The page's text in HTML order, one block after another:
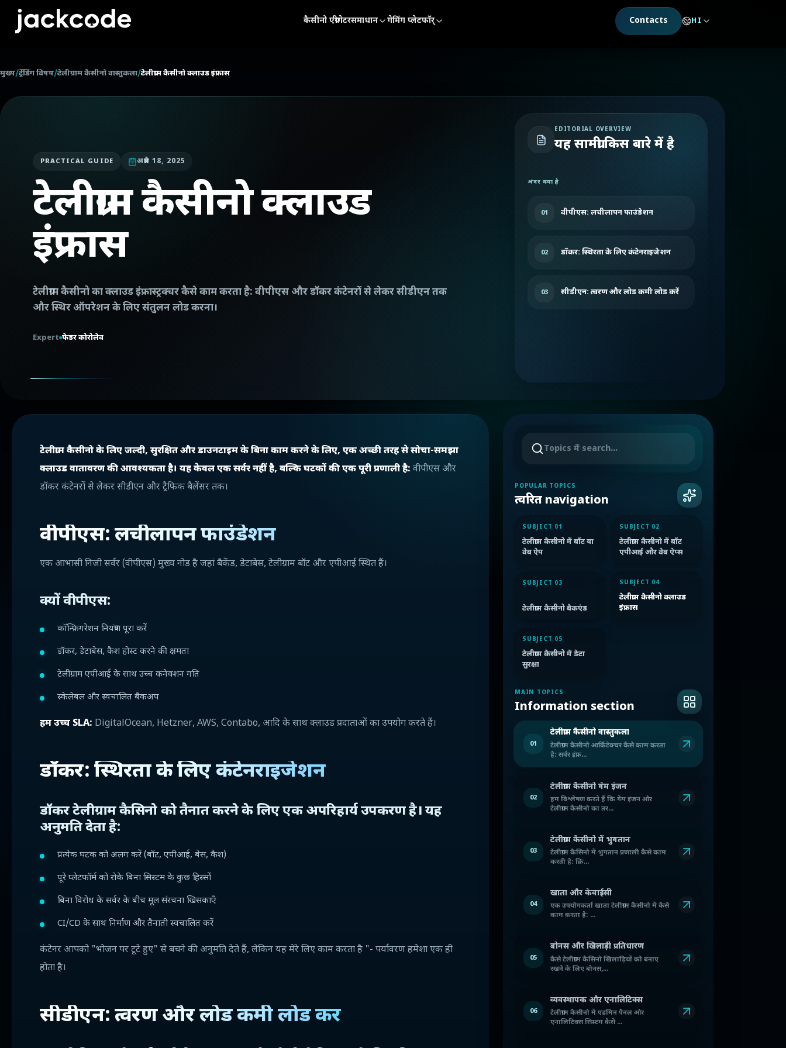
कैसीनो एग्रीगेटरसमाधान गेमिंग प्लेटफॉर् Contacts HI
मुख्य/ट्रेंडिंग विषय/टेलीग्राम कैसीनो वास्तुकला/टेलीग्राम कैसीनो क्लाउड इंफ्रास
PRACTICAL GUIDE अप्रैल 18, 2025
टेलीग्राम कैसीनो क्लाउड
इंफ्रास
टेलीग्राम कैसीनो का क्लाउड इंफ्रास्ट्रक्चर कैसे काम करता है: वीपीएस और डॉकर कंटेनरों से लेकर सीडीएन तक
और स्थिर ऑपरेशन के लिए संतुलन लोड करना।
Expert फेडर कोरोलेव
EDITORIAL OVERVIEW
यह सामग्री किस बारे में है
अंदर क्या है
01 वीपीएस: लचीलापन फाउंडेशन
02 डॉकर: स्थिरता के लिए कंटेनराइजेशन
03 सीडीएन: त्वरण और लोड कमी लोड करें
टेलीग्राम कैसीनो के लिए जल्दी, सुरक्षित और डाउनटाइम के बिना काम करने के लिए, एक अच्छी तरह से सोचा-समझा
क्लाउड वातावरण की आवश्यकता है। यह केवल एक सर्वर नहीं है, बल्कि घटकों की एक पूरी प्रणाली है: वीपीएस और
डॉकर कंटेनरों से लेकर सीडीएन और ट्रैफिक बैलेंसर तक।
वीपीएस: लचीलापन फाउंडेशन
एक आभासी निजी सर्वर (वीपीएस) मुख्य नोड है जहां बैकेंड, डेटाबेस, टेलीग्राम बॉट और एपीआई स्थित हैं।
क्यों वीपीएस:
कॉन्फ़िगरेशन नियंत्रण पूरा करें
डॉकर, डेटाबेस, कैश होस्ट करने की क्षमता
टेलीग्राम एपीआई के साथ उच्च कनेक्शन गति
स्केलेबल और स्वचालित बैकअप
हम उच्च SLA: DigitalOcean, Hetzner, AWS, Contabo, आदि के साथ क्लाउड प्रदाताओं का उपयोग करते हैं।
डॉकर: स्थिरता के लिए कंटेनराइजेशन
डॉकर टेलीग्राम कैसिनो को तैनात करने के लिए एक अपरिहार्य उपकरण है। यह
अनुमति देता है:
प्रत्येक घटक को अलग करें (बॉट, एपीआई, बेस, कैश)
पूरे प्लेटफॉर्म को रोके बिना सिस्टम के कुछ हिस्सों
बिना विरोध के सर्वर के बीच मूल संरचना खिसकाएँ
CI/CD के साथ निर्माण और तैनाती स्वचालित करें
कंटेनर आपको "भोजन पर टूटे हुए" से बचने की अनुमति देते हैं, लेकिन यह मेरे लिए काम करता है "- पर्यावरण हमेशा एक ही
होता है।
सीडीएन: त्वरण और लोड कमी लोड करें
POPULAR TOPICS
त्वरित navigation
SUBJECT 01
टेलीग्राम कैसीनो में बॉट या
वेब ऐप
SUBJECT 02
टेलीग्राम कैसीनो में बॉट
एपीआई और वेब ऐप्स
SUBJECT 03
टेलीग्राम कैसीनो बैकएंड
SUBJECT 04
टेलीग्राम कैसीनो क्लाउड
इंफ्रास
SUBJECT 05
टेलीग्राम कैसीनो में डेटा
सुरक्षा
MAIN TOPICS
Information section
01
टेलीग्राम कैसीनो वास्तुकला
टेलीग्राम कैसीनो आर्किटेक्चर कैसे काम करता
है: सर्वर इंफ्र...
02
टेलीग्राम कैसीनो गेम इंजन
हम विश्लेषण करते हैं कि गेम इंजन और
टेलीग्राम कैसीनो का तर...
03
टेलीग्राम कैसीनो में भुगतान
टेलीग्राम कैसिनो में भुगतान प्रणाली कैसे काम
करती है: क्रि...
04
खाता और केवाईसी
एक उपयोगकर्ता खाता टेलीग्राम कैसीनो में कैसे
काम करता है: ...
05
बोनस और खिलाड़ी प्रतिधारण
कैसे टेलीग्राम कैसिनो खिलाड़ियों को बनाए
रखने के लिए बोनस,...
06
व्यवस्थापक और एनालिटिक्स
टेलीग्राम कैसीनो में एडमिन पैनल और
एनालिटिक्स सिस्टम कैसे ...